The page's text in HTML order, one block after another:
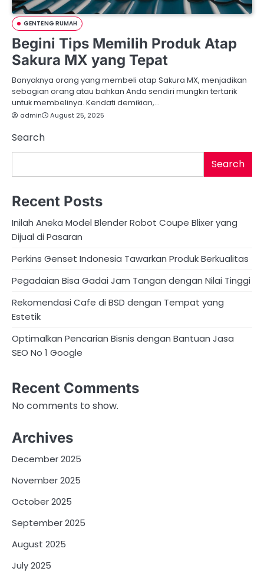
GENTENG RUMAH
Begini Tips Memilih Produk Atap
Sakura MX yang Tepat
Banyaknya orang yang membeli atap Sakura MX, menjadikan
sebagian orang atau bahkan Anda sendiri mungkin tertarik
untuk membelinya. Kendati demikian,…
admin August 25, 2025
Search
Search
Recent Posts
Inilah Aneka Model Blender Robot Coupe Blixer yang
Dijual di Pasaran
Perkins Genset Indonesia Tawarkan Produk Berkualitas
Pegadaian Bisa Gadai Jam Tangan dengan Nilai Tinggi
Rekomendasi Cafe di BSD dengan Tempat yang
Estetik
Optimalkan Pencarian Bisnis dengan Bantuan Jasa
SEO No 1 Google
Recent Comments
No comments to show.
Archives
December 2025
November 2025
October 2025
September 2025
August 2025
July 2025